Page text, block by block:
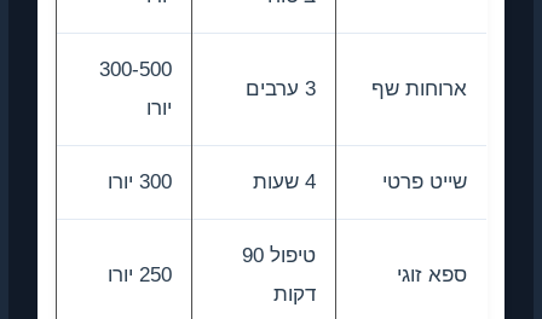
ארוחות שף 3 ערבים
300-500
יורו
שייט פרטי 4 שעות 300 יורו
ספא זוגי
טיפול 90
דקות
250 יורו